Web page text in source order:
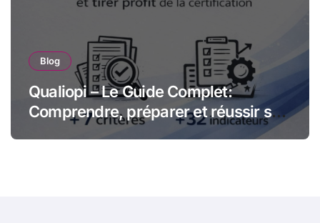
Blog
Qualiopi – Le Guide Complet:
Comprendre, préparer et réussir sa